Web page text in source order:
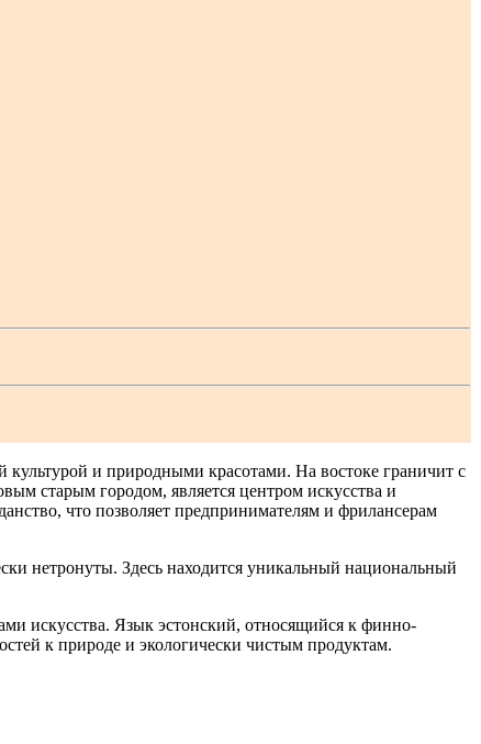
культурой и природными красотами. На востоке граничит с
старым городом, является центром искусства и
что позволяет предпринимателям и фрилансерам
нетронуты. Здесь находится уникальный национальный
искусства. Язык эстонский, относящийся к финно-
к природе и экологически чистым продуктам.